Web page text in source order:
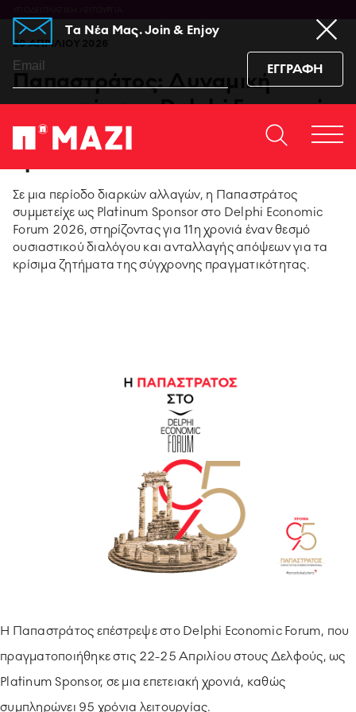
Tα Νέα Μας. Join & Enjoy
ΕΓΓΡΑΦΗ
Home
95 ΧΡΟΝΙΑ ΠΑΠΑΣΤΡΑΤΟΣ
PMI SCIENCE
ΥΠΟΔΕΙΓΜΑΤΙΚΗ ΛΕΙΤΟΥΡΓΙΑ
ΕΡΓΑZOMΕΝΟΙ & ΣΥΝΕΡΓΑΤΕΣ
ΕΠΙΚΟΙΝΩΝΙΆ
sub_confirmation=1
20 ΑΠΡΙΛΙΟΥ 2026
Παπαστράτος: Δυναμική
παρουσία στο Delphi Economic
Forum 2026 ως Platinum
Σε μια περίοδο διαρκών αλλαγών, η Παπαστράτος
συμμετείχε ως Platinum Sponsor στο Delphi Economic
Forum 2026, στηρίζοντας για 11η χρονιά έναν θεσμό
ουσιαστικού διαλόγου και ανταλλαγής απόψεων για τα
κρίσιμα ζητήματα της σύγχρονης πραγματικότητας.
Η Παπαστράτος επέστρεψε στο Delphi Economic Forum, που
πραγματοποιήθηκε στις 22-25 Απριλίου στους Δελφούς, ως
Platinum Sponsor, σε μια επετειακή χρονιά, καθώς
συμπληρώνει 95 χρόνια λειτουργίας.